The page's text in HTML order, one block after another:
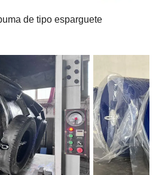
de tipo esparguete